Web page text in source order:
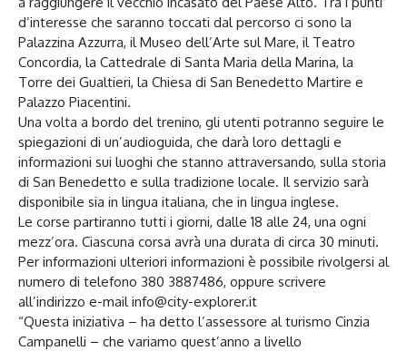
d’interesse che saranno toccati dal percorso ci sono la
Palazzina Azzurra, il Museo dell’Arte sul Mare, il Teatro
Concordia, la Cattedrale di Santa Maria della Marina, la
Torre dei Gualtieri, la Chiesa di San Benedetto Martire e
Palazzo Piacentini.
Una volta a bordo del trenino, gli utenti potranno seguire le
spiegazioni di un’audioguida, che darà loro dettagli e
informazioni sui luoghi che stanno attraversando, sulla storia
di San Benedetto e sulla tradizione locale. Il servizio sarà
disponibile sia in lingua italiana, che in lingua inglese.
Le corse partiranno tutti i giorni, dalle 18 alle 24, una ogni
mezz’ora. Ciascuna corsa avrà una durata di circa 30 minuti.
Per informazioni ulteriori informazioni è possibile rivolgersi al
numero di telefono 380 3887486, oppure scrivere
all’indirizzo e-mail info@city-explorer.it
“Questa iniziativa – ha detto l’assessore al turismo Cinzia
Campanelli – che variamo quest’anno a livello